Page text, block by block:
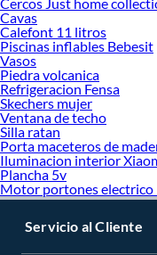
Cavas
Calefont 11 litros
Piscinas inflables Bebesit
Vasos
Piedra volcanica
Refrigeracion Fensa
Skechers mujer
Ventana de techo
Silla ratan
Porta maceteros de
Iluminacion interior
Plancha 5v
Motor portones electrico
Servicio al Cliente